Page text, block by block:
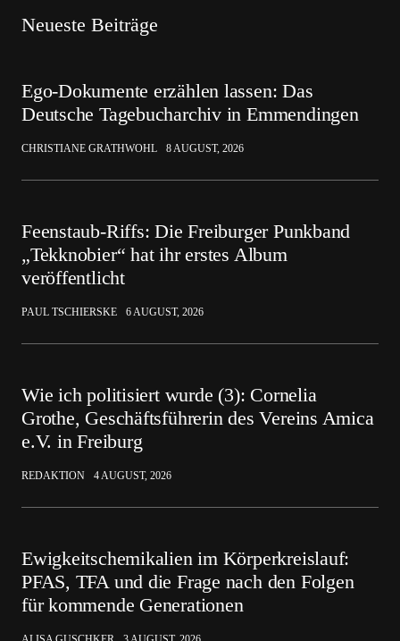
Neueste Beiträge
Ego-Dokumente erzählen lassen: Das
Deutsche Tagebucharchiv in Emmendingen
CHRISTIANE GRATHWOHL 8 AUGUST, 2026
Feenstaub-Riffs: Die Freiburger Punkband
„Tekknobier“ hat ihr erstes Album
veröffentlicht
PAUL TSCHIERSKE 6 AUGUST, 2026
Wie ich politisiert wurde (3): Cornelia
Grothe, Geschäftsführerin des Vereins Amica
e.V. in Freiburg
REDAKTION 4 AUGUST, 2026
Ewigkeitschemikalien im Körperkreislauf:
PFAS, TFA und die Frage nach den Folgen
für kommende Generationen